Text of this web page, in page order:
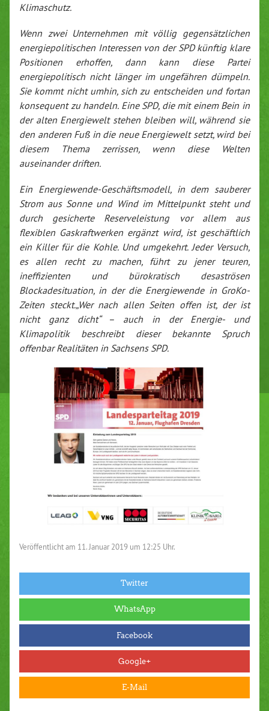
Klimaschutz.
Wenn zwei Unternehmen mit völlig gegensätzlichen
energiepolitischen Interessen von der SPD künftig klare
Positionen erhoffen, dann kann diese Partei
energiepolitisch nicht länger im ungefähren dümpeln.
Sie kommt nicht umhin, sich zu entscheiden und fortan
konsequent zu handeln. Eine SPD, die mit einem Bein in
der alten Energiewelt stehen bleiben will, während sie
den anderen Fuß in die neue Energiewelt setzt, wird bei
diesem Thema zerrissen, wenn diese Welten
auseinander driften.
Ein Energiewende-Geschäftsmodell, in dem sauberer
Strom aus Sonne und Wind im Mittelpunkt steht und
durch gesicherte Reserveleistung vor allem aus
flexiblen Gaskraftwerken ergänzt wird, ist geschäftlich
ein Killer für die Kohle. Und umgekehrt. Jeder Versuch,
es allen recht zu machen, führt zu jener teuren,
ineffizienten und bürokratisch desaströsen
Blockadesituation, in der die Energiewende in GroKo-
Zeiten steckt.„Wer nach allen Seiten offen ist, der ist
nicht ganz dicht“ – auch in der Energie- und
Klimapolitik beschreibt dieser bekannte Spruch
offenbar Realitäten in Sachsens SPD.
Veröffentlicht am 11. Januar 2019 um 12:25 Uhr.
Twitter
WhatsApp
Facebook
Google+
E-Mail